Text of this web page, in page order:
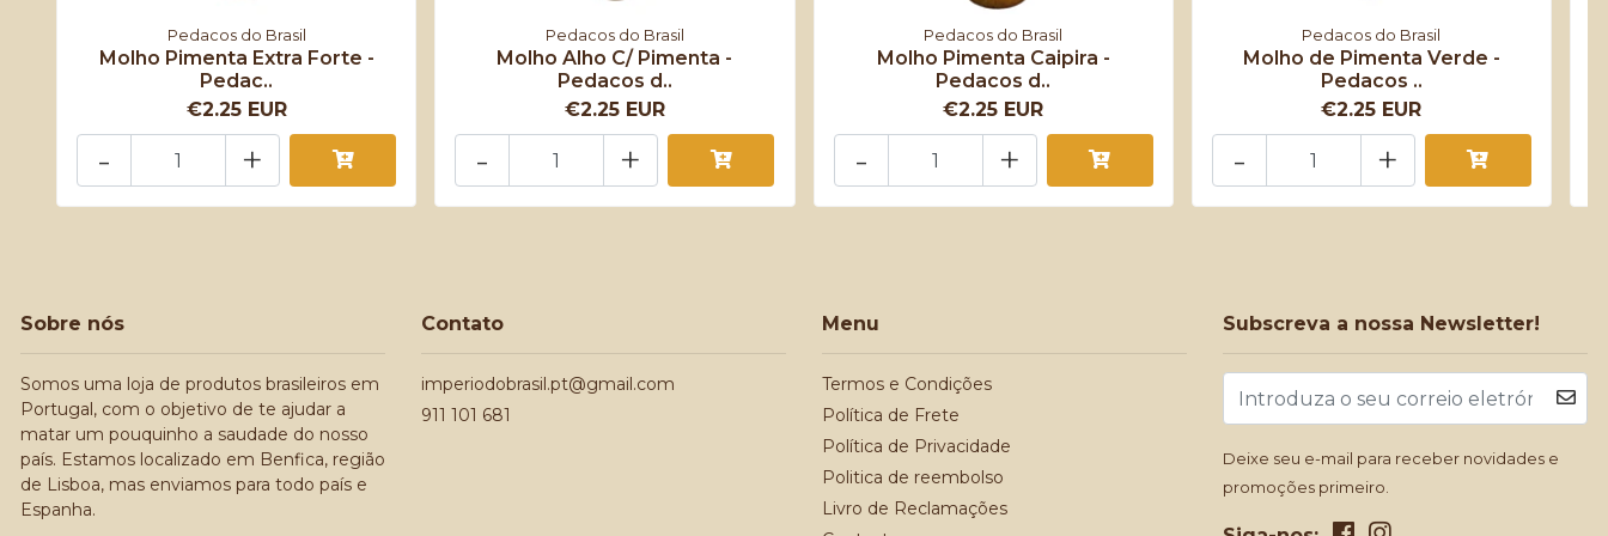
Pedacos do Brasil
Molho Pimenta Extra Forte -
Pedac..
€2.25 EUR
+
-
Pedacos do Brasil
Molho Alho C/ Pimenta -
Pedacos d..
€2.25 EUR
+
-
Pedacos do Brasil
Molho Pimenta Caipira -
Pedacos d..
€2.25 EUR
+
-
Pedacos do Brasil
Molho de Pimenta Verde -
Pedacos ..
€2.25 EUR
+
-
Sobre nós
Somos uma loja de produtos brasileiros em
Portugal, com o objetivo de te ajudar a
matar um pouquinho a saudade do nosso
país. Estamos localizado em Benfica, região
de Lisboa, mas enviamos para todo país e
Espanha.
Contato
imperiodobrasil.pt@gmail.com
911 101 681
Menu
Termos e Condições
Política de Frete
Política de Privacidade
Politica de reembolso
Livro de Reclamações
Subscreva a nossa Newsletter!
Deixe seu e-mail para receber novidades e
promoções primeiro.